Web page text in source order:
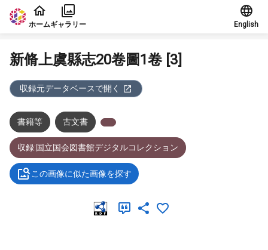
本文に飛ぶ
ホームギャラリー English
新脩上虞縣志20卷圖1卷 [3]
収録元データベースで開く
書籍等 古文書
収録:国立国会図書館デジタルコレクション
この画像に似た画像を探す